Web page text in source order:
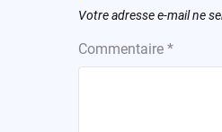
Votre adresse e-mail ne
Commentaire *